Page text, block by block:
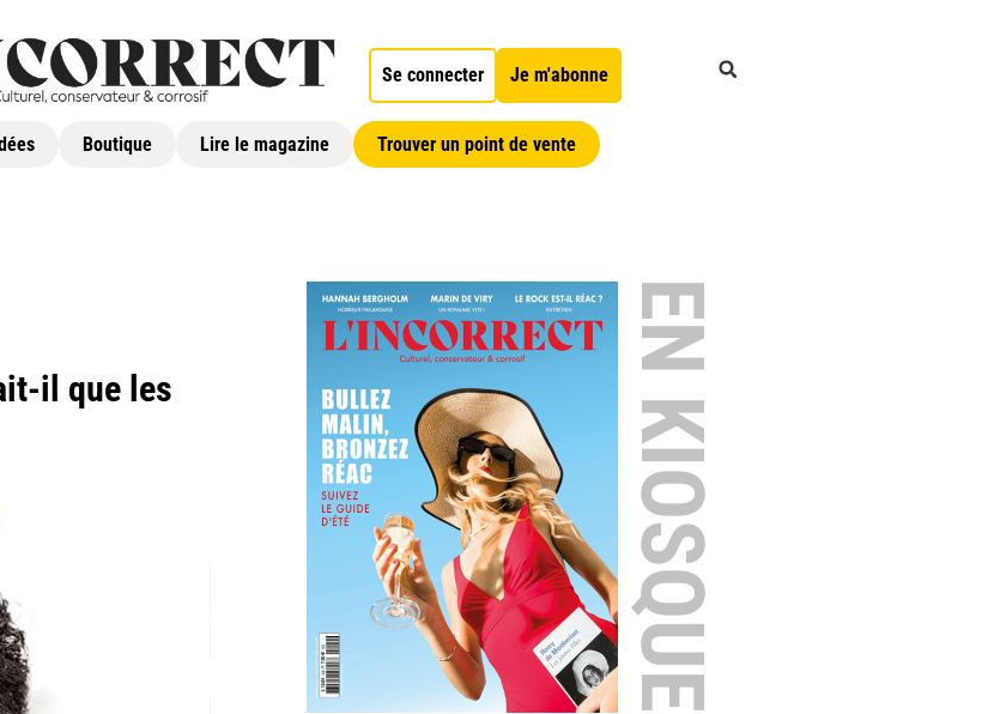
Se connecter Je m'abonne
Boutique Lire le magazine Trouver un point de vente
il que les
EN KIOSQUE